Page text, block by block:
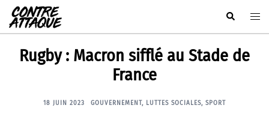
Aller
au
contenu
Rechercher
Rugby : Macron sifflé au Stade de
France
18 JUIN 2023 GOUVERNEMENT, LUTTES SOCIALES, SPORT